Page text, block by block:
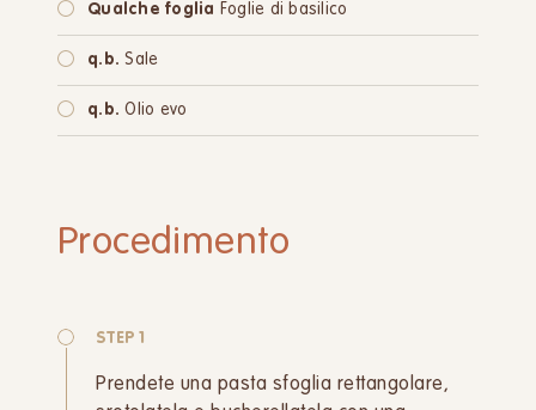
Qualche foglia Foglie di basilico
q.b. Sale
q.b. Olio evo
Procedimento
STEP 1
Prendete una pasta sfoglia rettangolare,